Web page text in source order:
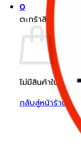
0
ตะกร้าสินค้า
ไม่มีสินค้าในตะกร้า
กลับสู่หน้าร้านค้า